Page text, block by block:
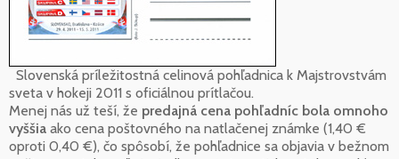
Slovenská príležitostná celinová pohľadnica k Majstrovstvám
sveta v hokeji 2011 s oficiálnou prítlačou.
Menej nás už teší, že predajná cena pohľadníc bola omnoho
vyššia ako cena poštovného na natlačenej známke (1,40 €
oproti 0,40 €), čo spôsobí, že pohľadnice sa objavia v bežnom